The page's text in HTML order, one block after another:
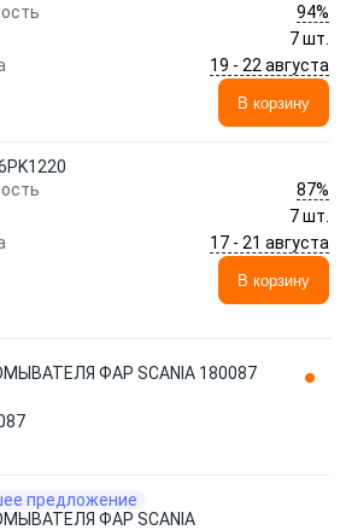
94%
7 шт.
19 - 22 августа
В корзину
87%
7 шт.
17 - 21 августа
В корзину
ФАР SCANIA 180087
предложение
ФАР SCANIA